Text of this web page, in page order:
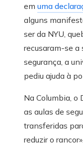
em uma
alguns
ser da NYU,
recusaram-se a
segurança, a
pediu ajuda à
Na Columbia, o
as aulas de
transferidas
reduzir o rancor».